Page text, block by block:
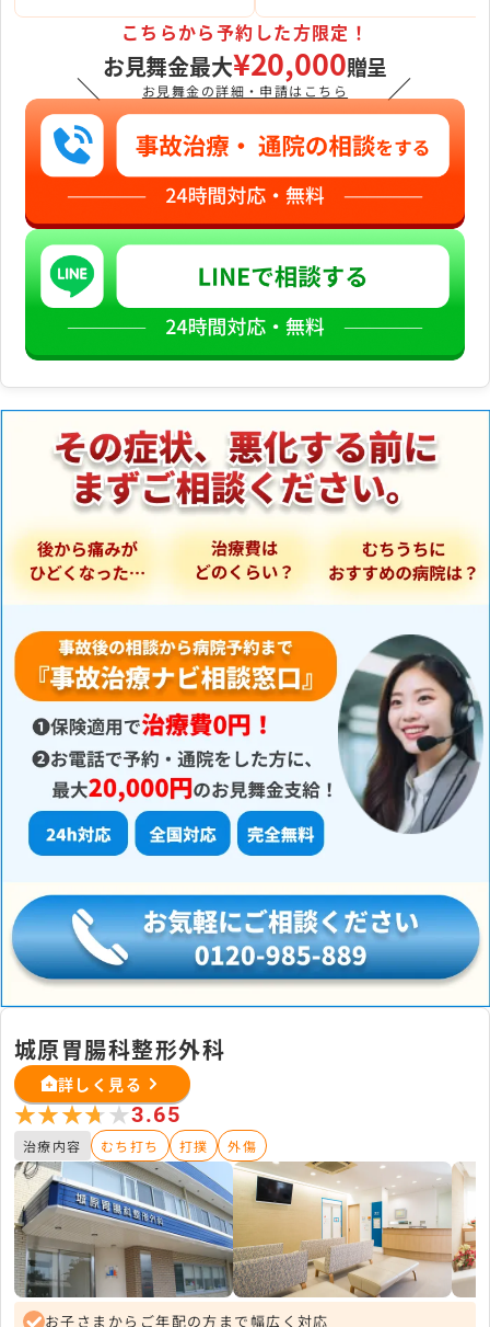
＼
こちらから予約した方限定！
お見舞金最大¥20,000贈呈
お見舞金の詳細・申請はこちら ／
城原胃腸科整形外科
詳しく見る
★★★★★
★★★★★3.65
治療内容 むち打ち 打撲 外傷
お子さまからご年配の方まで幅広く対応